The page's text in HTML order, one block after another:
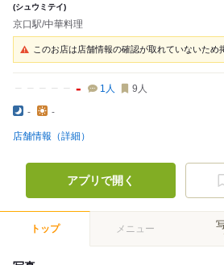
(シュウミテイ)
京口駅/中華料理
このお店は店舗情報の確認が取れていないため
- 1 人 9 人
- -
店舗情報（詳細）
アプリで開く
トップ メニュー